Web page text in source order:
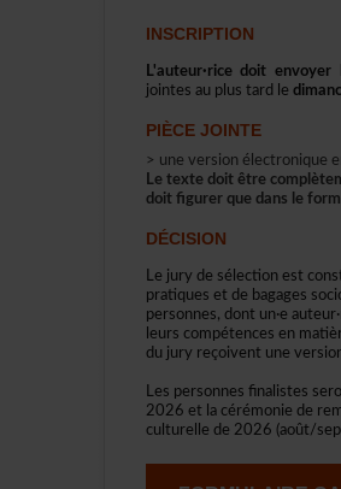
INSCRIPTION
jointesauplustardle
PIÈCEJOINTE
DÉCISION
culturellede2026(août/